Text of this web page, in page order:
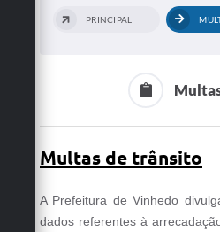
Concursos e Processos
Transporte Coletivo
Itinerários)
PRINCIPAL
Multas de trânsito
A Prefeitura de Vinhedo
dados referentes à